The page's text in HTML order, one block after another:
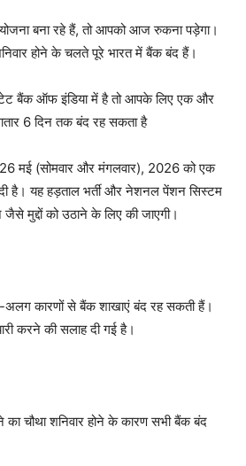
बना रहे हैं, तो आपको आज रुकना पड़ेगा।
होने के चलते पूरे भारत में बैंक बंद हैं।
बैंक ऑफ इंडिया में है तो आपके लिए एक और
6 दिन तक बंद रह सकता है
मई (सोमवार और मंगलवार), 2026 को एक
है। यह हड़ताल भर्ती और नेशनल पेंशन सिस्टम
मुद्दों को उठाने के लिए की जाएगी।
कारणों से बैंक शाखाएं बंद रह सकती हैं।
करने की सलाह दी गई है।
का चौथा शनिवार होने के कारण सभी बैंक बंद